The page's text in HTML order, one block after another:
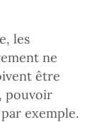
les
ne
être
pouvoir
exemple.